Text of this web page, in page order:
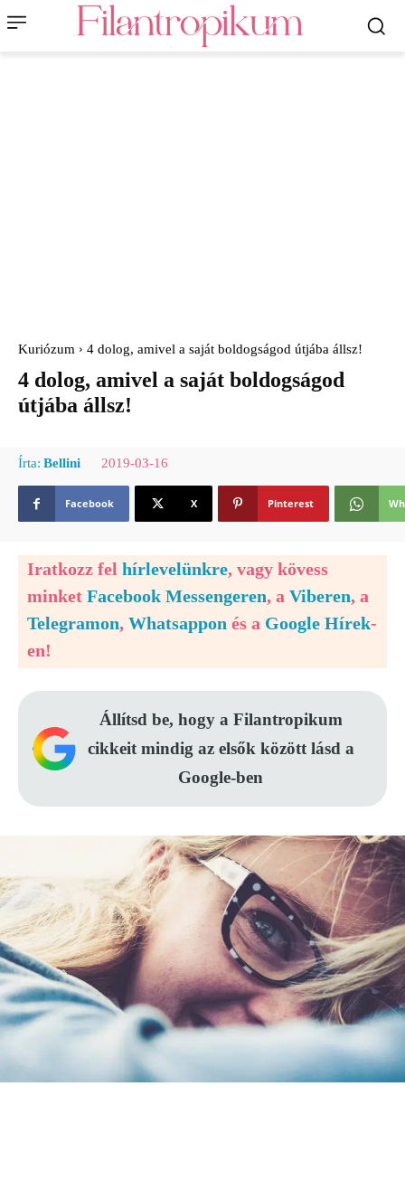
Kuriózum 4 dolog, amivel a saját boldogságod útjába állsz!
4 dolog, amivel a saját boldogságod
útjába állsz!
Írta: Bellini 2019-03-16
Facebook X Pinterest
Iratkozz fel hírlevelünkre, vagy kövess
minket Facebook Messengeren, a Viberen, a
Telegramon, Whatsappon és a Google Hírek-
en!
Állítsd be, hogy a Filantropikum
cikkeit mindig az elsők között lásd a
Google-ben